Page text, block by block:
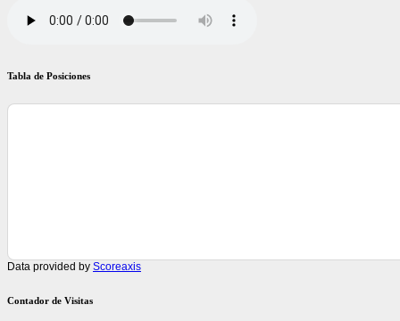
Tabla de Posiciones
Data provided by Scoreaxis
Contador de Visitas